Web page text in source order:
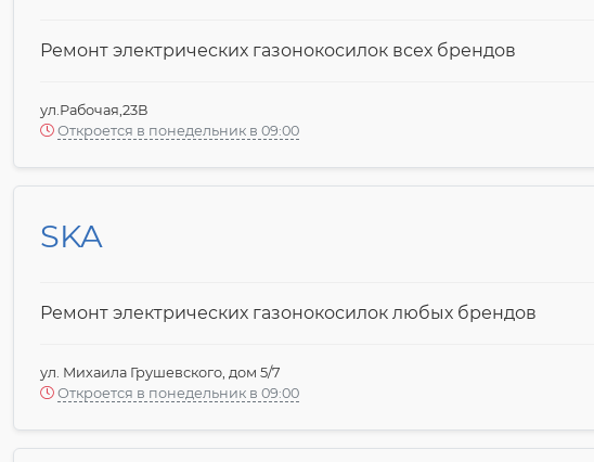
Ремонт электрических газонокосилок всех брендов
ул.Рабочая,23В
Откроется в понедельник в 09:00
SKA
Ремонт электрических газонокосилок любых брендов
ул. Михаила Грушевского, дом 5/7
Откроется в понедельник в 09:00